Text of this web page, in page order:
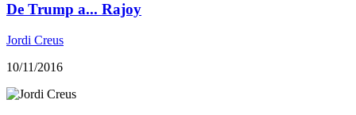
De Trump a... Rajoy
Jordi Creus
10/11/2016